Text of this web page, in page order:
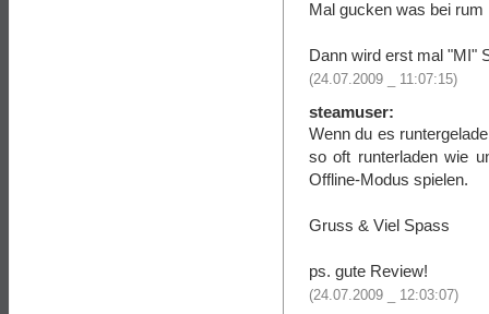
Mal gucken was bei
Dann wird erst mal "MI"
(24.07.2009 _ 11:07:15)
steamuser:
Wenn du es
so oft runterladen wie
Offline-Modus spielen.
Gruss & Viel Spass
ps. gute Review!
(24.07.2009 _ 12:03:07)